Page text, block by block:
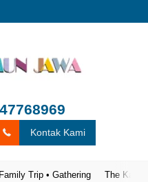
Kontak Kami
Trip • Gathering The